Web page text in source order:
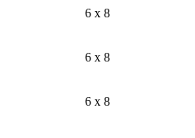
6 x 8
6 x 8
6 x 8